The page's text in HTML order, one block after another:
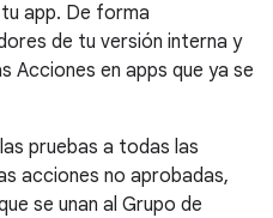
app. De forma
de tu versión interna y
Acciones en apps que ya se
pruebas a todas las
acciones no aprobadas,
se unan al Grupo de